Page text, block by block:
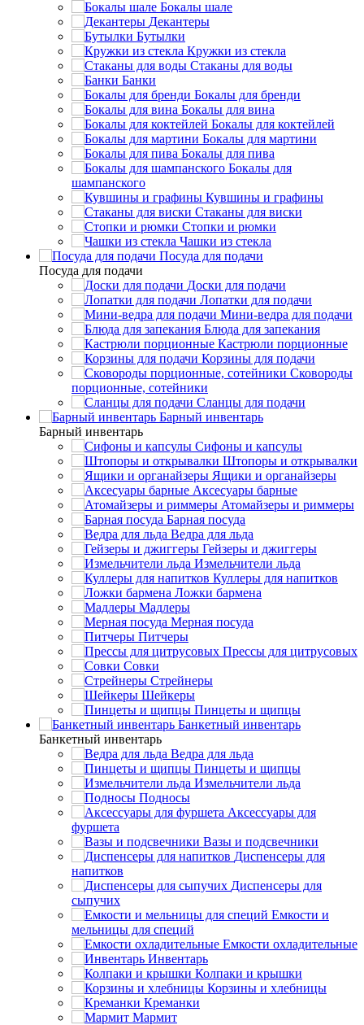
Бокалы шале
Декантеры
Бутылки
Кружки из стекла
Стаканы для воды
Банки
Бокалы для бренди
Бокалы для вина
Бокалы для коктейлей
Бокалы для мартини
Бокалы для пива
Бокалы для
шампанского
Кувшины и графины
Стаканы для виски
Стопки и рюмки
Чашки из стекла
Посуда для подачи
Посуда для подачи
Доски для подачи
Лопатки для подачи
Мини-ведра для подачи
Блюда для запекания
Кастрюли порционные
Корзины для подачи
Сковороды
порционные, сотейники
Сланцы для подачи
Барный инвентарь
Барный инвентарь
Сифоны и капсулы
Штопоры и открывалки
Ящики и органайзеры
Аксесуары барные
Атомайзеры и риммеры
Барная посуда
Ведра для льда
Гейзеры и джиггеры
Измельчители льда
Куллеры для напитков
Ложки бармена
Мадлеры
Мерная посуда
Питчеры
Прессы для цитрусовых
Совки
Стрейнеры
Шейкеры
Пинцеты и щипцы
Банкетный инвентарь
Банкетный инвентарь
Ведра для льда
Пинцеты и щипцы
Измельчители льда
Подносы
Аксессуары для
фуршета
Вазы и подсвечники
Диспенсеры для
напитков
Диспенсеры для
сыпучих
Емкости и
мельницы для специй
Емкости охладительные
Инвентарь
Колпаки и крышки
Корзины и хлебницы
Креманки
Мармит